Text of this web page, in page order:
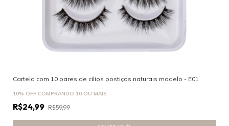
Cartela com 10 pares de cilios postiços naturais modelo - E01
10% OFF COMPRANDO 10 OU MAIS
R$24,99 R$59,99